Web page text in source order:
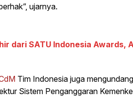
ujarnya.
dari SATU Indonesia Awards,
Tim Indonesia juga
Sistem Penganggaran